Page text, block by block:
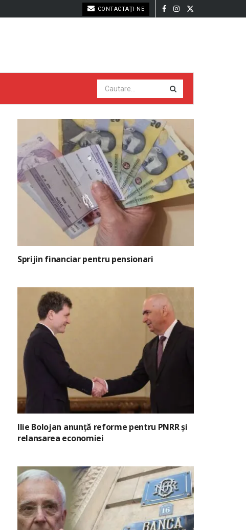
CONTACTAȚI-NE
Sprijin financiar pentru pensionari
Ilie Bolojan anunță reforme pentru PNRR și
relansarea economiei